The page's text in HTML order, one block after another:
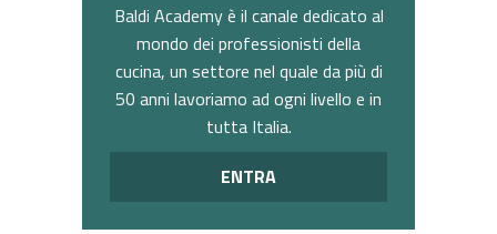
Baldi Academy è il canale dedicato al
mondo dei professionisti della
cucina, un settore nel quale da più di
50 anni lavoriamo ad ogni livello e in
tutta Italia.
ENTRA